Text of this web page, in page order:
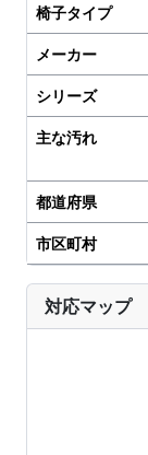
椅子タイプ
メーカー
シリーズ
主な汚れ
都道府県
市区町村
対応マップ